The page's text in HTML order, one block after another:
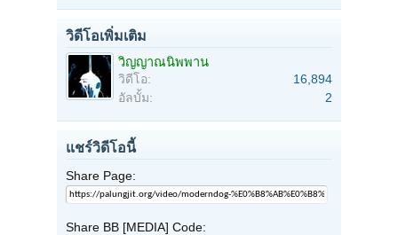
วิดีโอเพิ่มเติม
วิญญาณนิพพาน
วิดีโอ:
16,894
อัลบั้ม:
2
แชร์วิดีโอนี้
Share Page:
Share BB [MEDIA] Code: